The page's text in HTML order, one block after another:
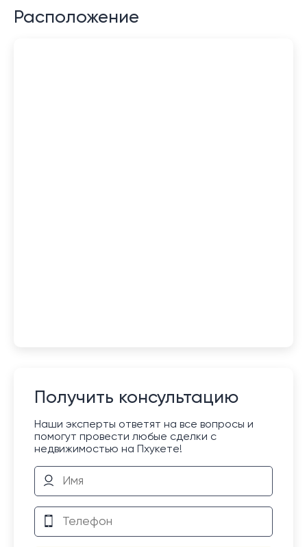
Расположение
Получить консультацию
Наши эксперты ответят на все вопросы и
помогут провести любые сделки с
недвижимостью на Пхукете!